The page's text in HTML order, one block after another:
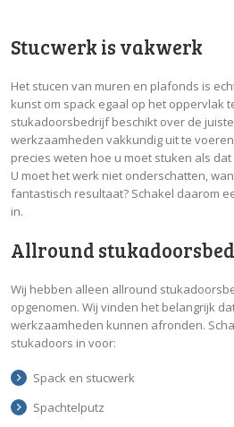
Stucwerk is vakwerk
Het stucen van muren en plafonds is
kunst om spack egaal op het oppervlak
stukadoorsbedrijf beschikt over de
werkzaamheden vakkundig uit te
precies weten hoe u moet stuken als
U moet het werk niet onderschatten,
fantastisch resultaat? Schakel daarom
in.
Allround
Wij hebben alleen allround
opgenomen. Wij vinden het belangrijk
werkzaamheden kunnen afronden.
stukadoors in voor:
Spack en stucwerk
Spachtelputz